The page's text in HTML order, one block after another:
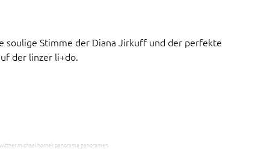
soulige Stimme der Diana Jirkuff und der perfekte
der linzer li+do.
michael hornek panorama panoramen